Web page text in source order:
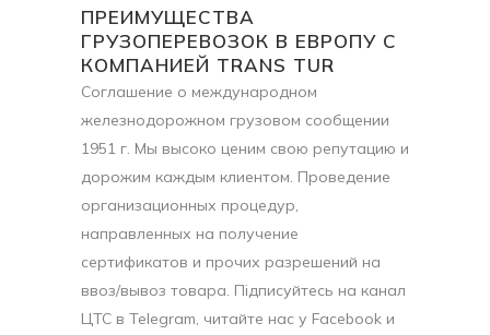
ПРЕИМУЩЕСТВА
ГРУЗОПЕРЕВОЗОК В ЕВРОПУ С
КОМПАНИЕЙ TRANS TUR
Соглашение о международном
железнодорожном грузовом сообщении
1951 г. Мы высоко ценим свою репутацию и
дорожим каждым клиентом. Проведение
организационных процедур,
направленных на получение
сертификатов и прочих разрешений на
ввоз/вывоз товара. Підписуйтесь на канал
ЦТС в Telegram, читайте нас у Facebook и